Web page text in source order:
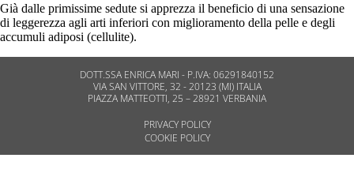
Già dalle primissime sedute si apprezza il beneficio di una sensazione
di leggerezza agli arti inferiori con miglioramento della pelle e degli
accumuli adiposi (cellulite).
DOTT.SSA ENRICA MARI - P.IVA: 06291840152
VIA SAN VITTORE, 32 - 20123 (MI) ITALIA
PIAZZA MATTEOTTI, 25 – 28921 VERBANIA
PRIVACY POLICY
COOKIE POLICY